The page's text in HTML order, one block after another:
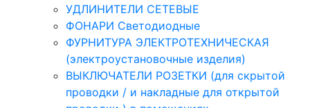
УДЛИНИТЕЛИ СЕТЕВЫЕ
ФОНАРИ Светодиодные
ФУРНИТУРА ЭЛЕКТРОТЕХНИЧЕСКАЯ
(электроустановочные изделия)
ВЫКЛЮЧАТЕЛИ РОЗЕТКИ (для скрытой
проводки / и накладные для открытой